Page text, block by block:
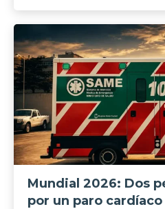
Mundial 2026: Dos
por un paro cardíaco